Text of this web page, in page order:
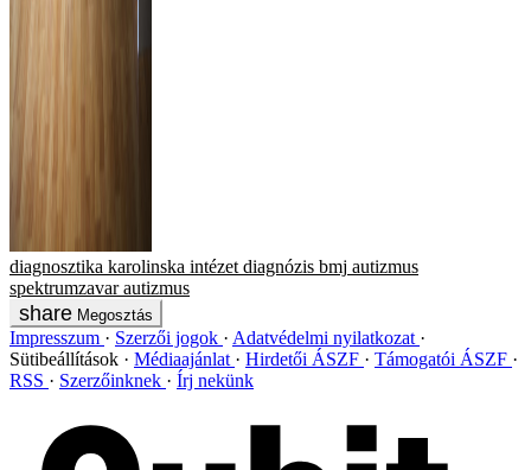
diagnosztika karolinska intézet diagnózis bmj autizmus
spektrumzavar autizmus
Megosztás
Impresszum Szerzői jogok
Adatvédelmi nyilatkozat
Sütibeállítások
Médiaajánlat Hirdetői ÁSZF
Támogatói ÁSZF
RSS
Szerzőinknek Írj nekünk